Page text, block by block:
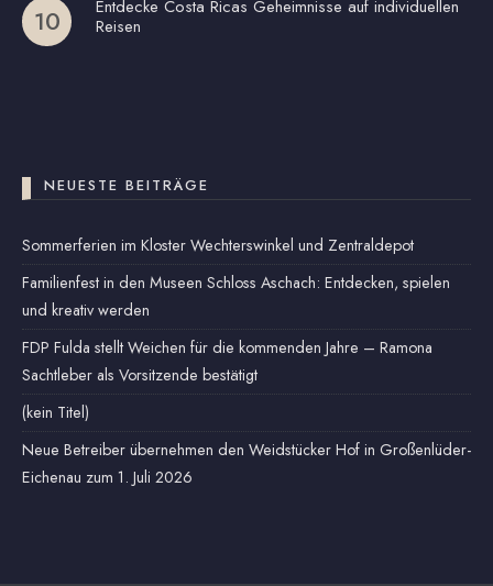
Entdecke Costa Ricas Geheimnisse auf individuellen
Reisen
NEUESTE BEITRÄGE
Sommerferien im Kloster Wechterswinkel und Zentraldepot
Familienfest in den Museen Schloss Aschach: Entdecken, spielen
und kreativ werden
FDP Fulda stellt Weichen für die kommenden Jahre – Ramona
Sachtleber als Vorsitzende bestätigt
(kein Titel)
Neue Betreiber übernehmen den Weidstücker Hof in Großenlüder-
Eichenau zum 1. Juli 2026